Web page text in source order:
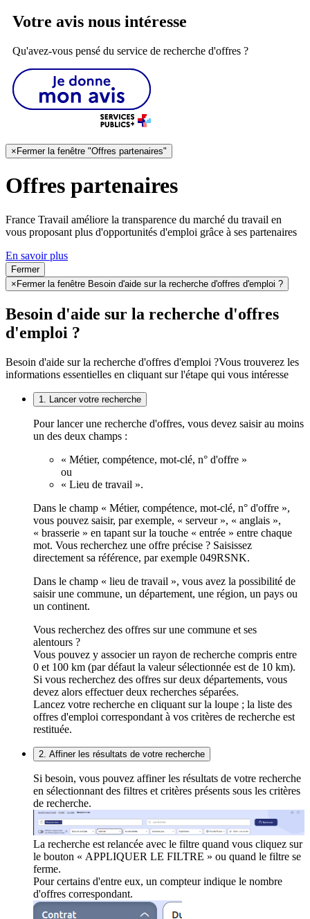
Votre avis nous intéresse
Qu'avez-vous pensé du service de recherche d'offres ?
× Fermer la fenêtre "Offres partenaires"
Offres partenaires
France Travail améliore la transparence du marché du travail en
vous proposant plus d'opportunités d'emploi grâce à ses partenaires
En savoir plus
Fermer
× Fermer la fenêtre Besoin d'aide sur la recherche d'offres d'emploi ?
Besoin d'aide sur la recherche d'offres
d'emploi ?
Besoin d'aide sur la recherche d'offres d'emploi ?Vous trouverez les
informations essentielles en cliquant sur l'étape qui vous intéresse
1. Lancer votre recherche
Pour lancer une recherche d'offres, vous devez saisir au moins
un des deux champs :
« Métier, compétence, mot-clé, n° d'offre »
ou
« Lieu de travail ».
Dans le champ « Métier, compétence, mot-clé, n° d'offre »,
vous pouvez saisir, par exemple, « serveur », « anglais »,
« brasserie » en tapant sur la touche « entrée » entre chaque
mot. Vous recherchez une offre précise ? Saisissez
directement sa référence, par exemple 049RSNK.
Dans le champ « lieu de travail », vous avez la possibilité de
saisir une commune, un département, une région, un pays ou
un continent.
Vous recherchez des offres sur une commune et ses
alentours ?
Vous pouvez y associer un rayon de recherche compris entre
0 et 100 km (par défaut la valeur sélectionnée est de 10 km).
Si vous recherchez des offres sur deux départements, vous
devez alors effectuer deux recherches séparées.
Lancez votre recherche en cliquant sur la loupe ; la liste des
offres d'emploi correspondant à vos critères de recherche est
restituée.
2. Affiner les résultats de votre recherche
Si besoin, vous pouvez affiner les résultats de votre recherche
en sélectionnant des filtres et critères présents sous les critères
de recherche.
La recherche est relancée avec le filtre quand vous cliquez sur
le bouton « APPLIQUER LE FILTRE » ou quand le filtre se
ferme.
Pour certains d'entre eux, un compteur indique le nombre
d'offres correspondant.